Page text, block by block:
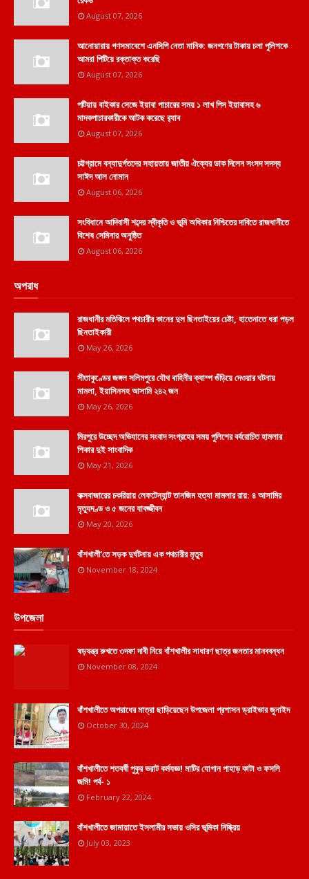
August 07, 2026
আনোয়ারায় গণসমাবেশে এনসিপি নেতা মানিক: জনগণের টাকায় চলা পুলিশকে
আমরা পিটিয়ে রক্তাক্ত করেছি
August 07, 2026
পটিয়ায় বাইকার সেজে ইয়াবা পাচারের সময় ১ লাখ পিস ইয়াবাসহ ৬
মাদকপাচারকারীকে আটক করেছে র‌্যাব
August 07, 2026
চট্টগ্রামে বন্যাদুর্গতদের সহায়তায় জাতীয় ঐক্যের ডাক দিলেন সংসদ সদস্য
সাঈদ আল নোমান
August 06, 2026
সংবিধানে আদিবাসী শব্দের স্বীকৃতি ও ভূমি অধিকার নিশ্চিতের দাবিতে রাজধানীতে
বিশেষ সেমিনার অনুষ্ঠিত
August 06, 2026
অপরাধ
রাজধানীর মতিঝিলে পথচারীর কানের দুল ছিনতাইয়ের চেষ্টা, হাতেনাতে ধরা পড়ল
ছিনতাইকারী
May 26, 2026
সীতাকুণ্ডের জঙ্গল সলিমপুরে যৌথ বাহিনীর ক্যাম্প গুঁড়িয়ে দেওয়ার ঘটনায়
মামলা, ইয়াসিনসহ আসামি ২৪২ জন
May 26, 2026
মিরপুরে উচ্ছেদ অভিযানের সংবাদ সংগ্রহের সময় পুলিশের বর্বরোচিত হামলার
শিকার দুই সাংবাদিক
May 21, 2026
কক্সবাজারের চকরিয়ায় লেফটেন্যান্ট তানজিম হত্যা মামলার রায়: ৪ আসামির
মৃত্যুদণ্ড ও ৫ জনের যাবজ্জীবন
May 20, 2026
বাঁশখালী'তে সড়ক দুর্ঘটনায় এক পথচারীর মৃত্যু
November 18, 2024
উপজেলা
ষড়যন্ত্র রুখতে ৩দফা দাবী নিয়ে বাঁশখালীর সাধারণ ছাত্র জনতার মানববন্ধন
November 08, 2024
বাঁশখালীতে অপরাধের মাত্রা ছাড়িয়েছেন উপজেলা প্রশাসন ড্রাইভার জুনাইদ
October 30, 2024
বাঁশখালীতে শতবর্ষী পুকুর ভরাট কর্মযজ্ঞ! মাটির যোগান পাহাড় কাটা ও ফসলি
জমি! পর্ব- ১
February 22, 2024
বাঁশখালীতে জামায়াতে ইসলামীর সভায় ওসির ভূমিকা নিষ্ক্রিয়
July 03, 2023